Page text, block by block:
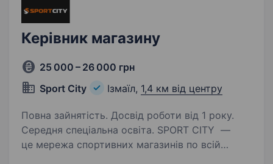
Керівник магазину
25 000 – 26 000 грн
Sport City
Ізмаїл, 1,4 км від центру
Повна зайнятість. Досвід роботи від 1 року.
Середня спеціальна освіта. SPORT CITY —
це мережа спортивних магазинів по всій